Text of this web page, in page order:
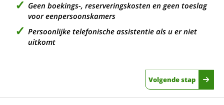
Geen boekings-, reserveringskosten en geen toeslag
voor eenpersoonskamers
Persoonlijke telefonische assistentie als u er niet
uitkomt
Volgende stap